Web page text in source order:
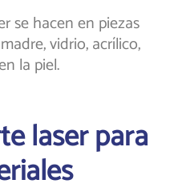
se hacen en piezas
vidrio, acrílico,
la piel.
laser para